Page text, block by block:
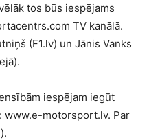
tos būs iespējams
TV kanālā.
(F1.lv) un Jānis Vanks
iespējam iegūt
www.e-motorsport.lv. Par
).